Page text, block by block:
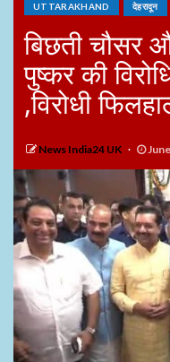
UTTARAKHAND देहरादून
बिछती चौसर
पुष्कर की
,विरोधी
News India24 UK